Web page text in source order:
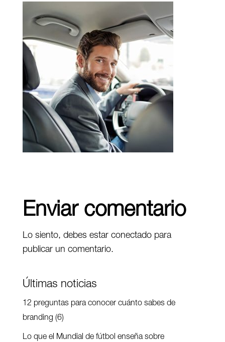
Enviar comentario
Lo siento, debes estar conectadopara
publicar un comentario.
Últimas noticias
12 preguntas para conocer cuánto sabes de
branding (6)
Lo que el Mundial de fútbol enseña sobre